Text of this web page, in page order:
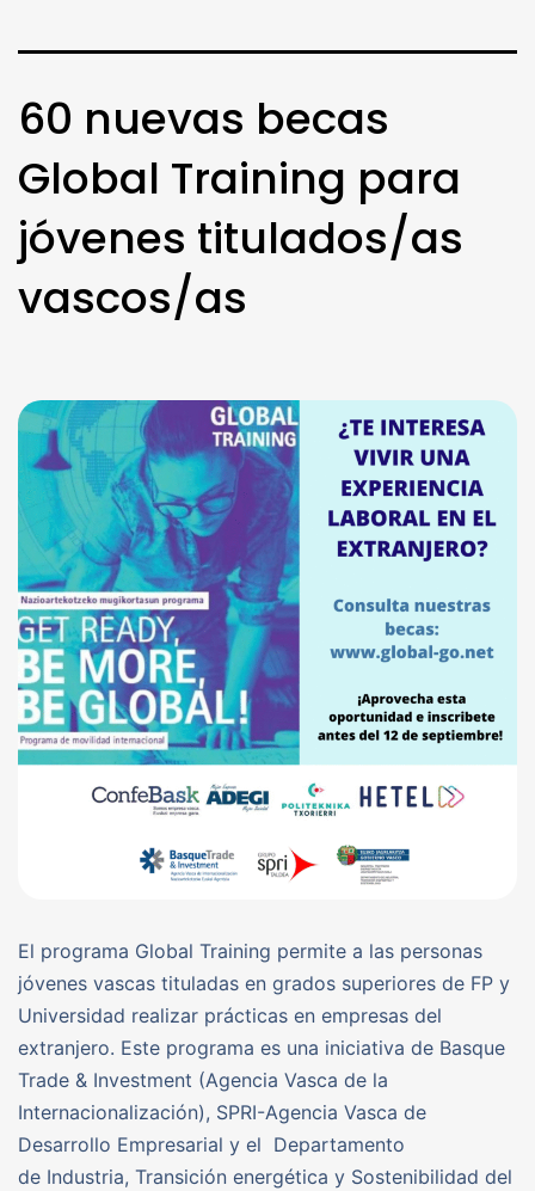
60 nuevas becas
Global Training para
jóvenes titulados/as
vascos/as
El programa Global Training permite a las personas
jóvenes vascas tituladas en grados superiores de FP y
Universidad realizar prácticas en empresas del
extranjero. Este programa es una iniciativa de Basque
Trade & Investment (Agencia Vasca de la
Internacionalización), SPRI-Agencia Vasca de
Desarrollo Empresarial y el Departamento
de Industria, Transición energética y Sostenibilidad del